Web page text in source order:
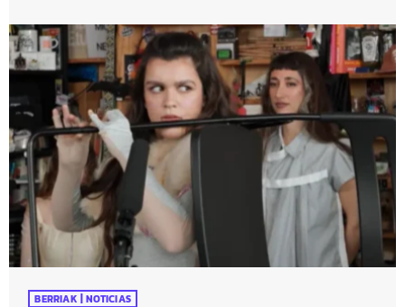
BERRIAK | NOTICIAS